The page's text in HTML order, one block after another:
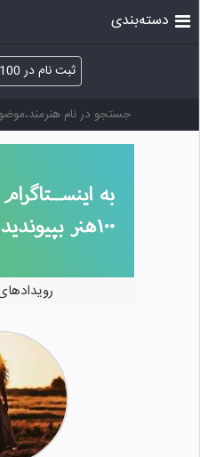
ثبت نام در 100 هنر
دسته‌بندی
رویدادهای 100